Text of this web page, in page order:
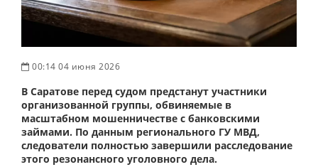
00:14 04 июня 2026
В Саратове перед судом предстанут участники
организованной группы, обвиняемые в
масштабном мошенничестве с банковскими
займами. По данным регионального ГУ МВД,
следователи полностью завершили расследование
этого резонансного уголовного дела.